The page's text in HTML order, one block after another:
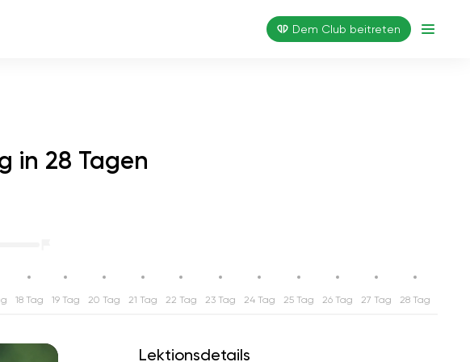
Dem Club beitreten
in 28 Tagen
18 Tag 19 Tag 20 Tag 21 Tag 22 Tag 23 Tag 24 Tag 25 Tag 26 Tag 27 Tag 28 Tag
Lektionsdetails